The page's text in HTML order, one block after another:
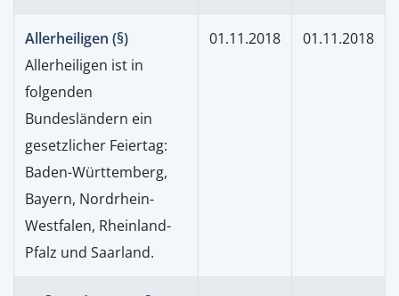
Allerheiligen (§)
Allerheiligen ist in
folgenden
Bundesländern ein
gesetzlicher Feiertag:
Baden-Württemberg,
Bayern, Nordrhein-
Westfalen, Rheinland-
Pfalz und Saarland.
01.11.2018 01.11.2018